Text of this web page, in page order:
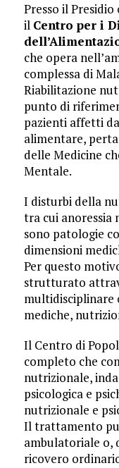
Presso il
il Centro per i
che opera
complessa di
Riabilitazione
punto di
pazienti affetti
alimentare,
delle Medicine
Mentale.
I disturbi della
tra cui anoressia
sono patologie
dimensioni
Per questo
strutturato
multidisciplinare
mediche,
Il Centro di
completo che
nutrizionale,
psicologica e
nutrizionale e
Il trattamento
ambulatoriale o,
ricovero